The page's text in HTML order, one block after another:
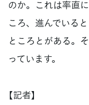
のか。これは率直
ころ、進んでいる
ところとがある。
っています。
【記者】